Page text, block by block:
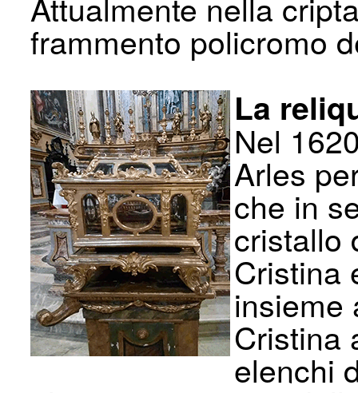
frammento policromo
La
Nel
Arles
che in
cristallo
Cristina
insieme
Cristina
elenchi